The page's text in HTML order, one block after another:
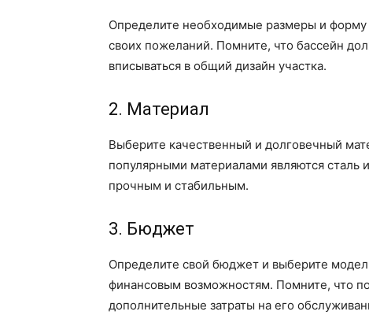
Определите необходимые размеры и форму
своих пожеланий. Помните, что бассейн
вписываться в общий дизайн участка.
2. Материал
Выберите качественный и долговечный
популярными материалами являются сталь
прочным и стабильным.
3. Бюджет
Определите свой бюджет и выберите
финансовым возможностям. Помните, что
дополнительные затраты на его